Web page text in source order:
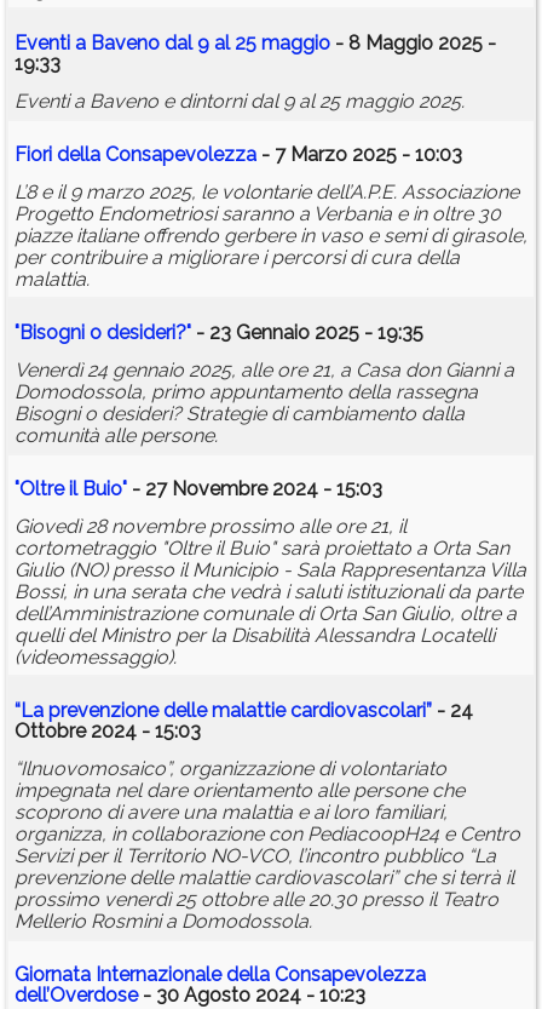
Eventi a Baveno dal 9 al 25 maggio - 8 Maggio 2025 -
19:33
Eventi a Baveno e dintorni dal 9 al 25 maggio 2025.
Fiori della Consapevolezza - 7 Marzo 2025 - 10:03
L’8 e il 9 marzo 2025, le volontarie dell’A.P.E. Associazione
Progetto Endometriosi saranno a Verbania e in oltre 30
piazze italiane offrendo gerbere in vaso e semi di girasole,
per contribuire a migliorare i percorsi di cura della
malattia.
"Bisogni o desideri?" - 23 Gennaio 2025 - 19:35
Venerdì 24 gennaio 2025, alle ore 21, a Casa don Gianni a
Domodossola, primo appuntamento della rassegna
Bisogni o desideri? Strategie di cambiamento dalla
comunità alle persone.
"Oltre il Buio" - 27 Novembre 2024 - 15:03
Giovedì 28 novembre prossimo alle ore 21, il
cortometraggio "Oltre il Buio" sarà proiettato a Orta San
Giulio (NO) presso il Municipio - Sala Rappresentanza Villa
Bossi, in una serata che vedrà i saluti istituzionali da parte
dell’Amministrazione comunale di Orta San Giulio, oltre a
quelli del Ministro per la Disabilità Alessandra Locatelli
(videomessaggio).
“La prevenzione delle malattie cardiovascolari” - 24
Ottobre 2024 - 15:03
“Ilnuovomosaico”, organizzazione di volontariato
impegnata nel dare orientamento alle persone che
scoprono di avere una malattia e ai loro familiari,
organizza, in collaborazione con PediacoopH24 e Centro
Servizi per il Territorio NO-VCO, l’incontro pubblico “La
prevenzione delle malattie cardiovascolari” che si terrà il
prossimo venerdì 25 ottobre alle 20.30 presso il Teatro
Mellerio Rosmini a Domodossola.
Giornata Internazionale della Consapevolezza
dell’Overdose- 30 Agosto 2024 - 10:23